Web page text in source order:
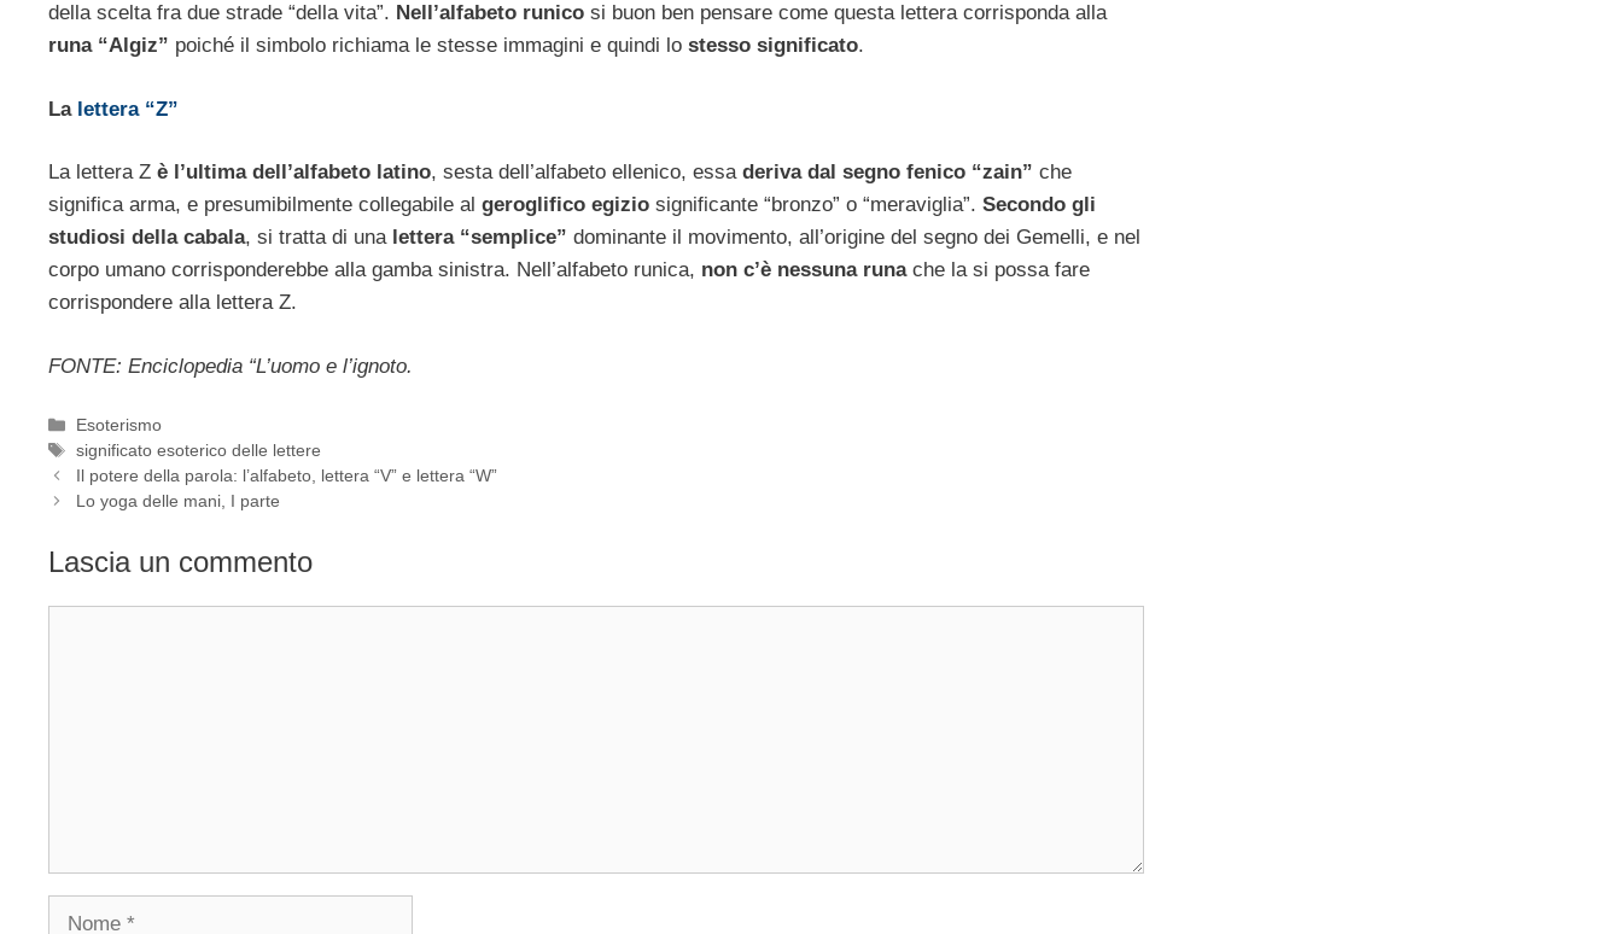
della scelta fra due strade “della vita”. Nell’alfabeto runico si buon ben pensare come questa lettera corrisponda alla
runa “Algiz” poiché il simbolo richiama le stesse immagini e quindi lo stesso significato.
La lettera “Z”
La lettera Z è l’ultima dell’alfabeto latino, sesta dell’alfabeto ellenico, essa deriva dal segno fenico “zain” che
significa arma, e presumibilmente collegabile al geroglifico egizio significante “bronzo” o “meraviglia”. Secondo gli
studiosi della cabala, si tratta di una lettera “semplice” dominante il movimento, all’origine del segno dei Gemelli, e nel
corpo umano corrisponderebbe alla gamba sinistra. Nell’alfabeto runica, non c’è nessuna runache la si possa fare
corrispondere alla lettera Z.
FONTE: Enciclopedia “L’uomo e l’ignoto.
Categorie
Esoterismo
Tag
significato esoterico delle lettere
Il potere della parola: l’alfabeto, lettera “V” e lettera “W”
Lo yoga delle mani, I parte
Lascia un commento